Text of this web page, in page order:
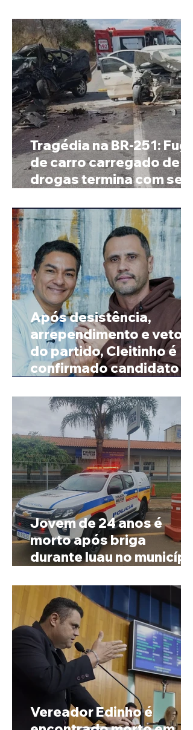
Tragédia na BR-251: Fuga
de carro carregado de
drogas termina com sete
Após desistência,
arrependimento e veto
do partido, Cleitinho é
confirmado candidato ao
Jovem de 24 anos é
morto após briga
durante luau no município
Vereador Edinho é